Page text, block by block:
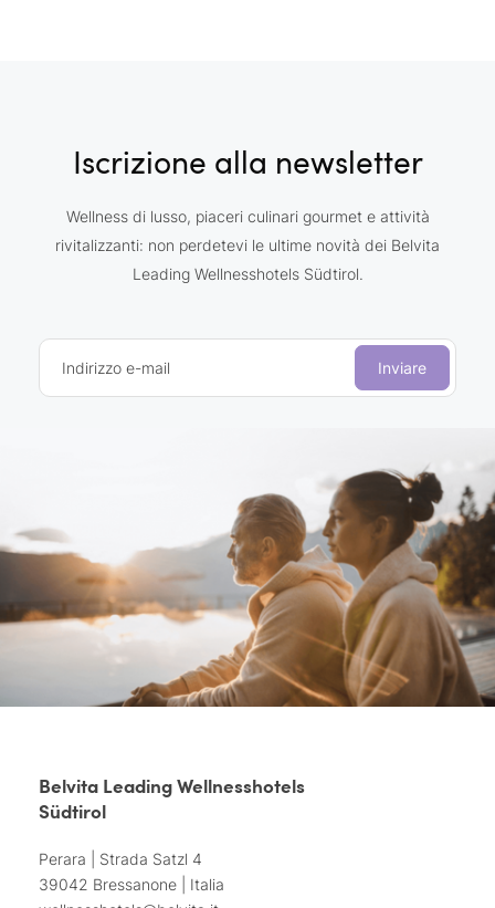
Iscrizione alla newsletter
Wellness di lusso, piaceri culinari gourmet e attività
rivitalizzanti: non perdetevi le ultime novità dei Belvita
Leading Wellnesshotels Südtirol.
Indirizzo e-mail Inviare
Belvita Leading Wellnesshotels
Südtirol
Perara | Strada Satzl 4
39042 Bressanone | Italia